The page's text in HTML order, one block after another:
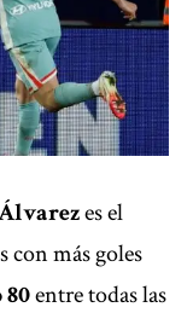
es el
con más goles
entre todas las